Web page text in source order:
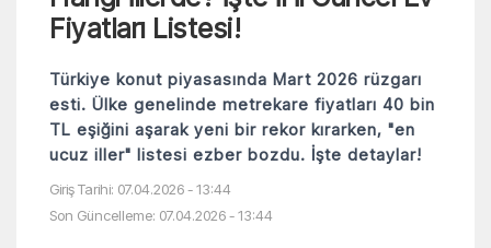
Fiyatları Listesi!
Türkiye konut piyasasında Mart 2026 rüzgarı
esti. Ülke genelinde metrekare fiyatları 40 bin
TL eşiğini aşarak yeni bir rekor kırarken, "en
ucuz iller" listesi ezber bozdu. İşte detaylar!
Giriş Tarihi: 07.04.2026 - 13:44
Son Güncelleme: 07.04.2026 - 13:44